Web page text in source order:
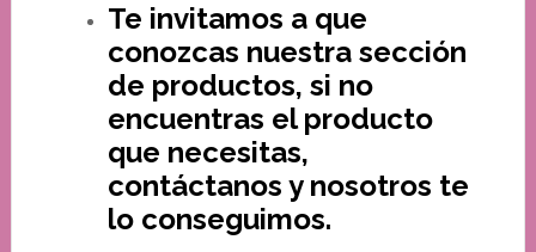
Te invitamos a que
conozcas nuestra sección
de productos, si no
encuentras el producto
que necesitas,
contáctanos y nosotros te
lo conseguimos.